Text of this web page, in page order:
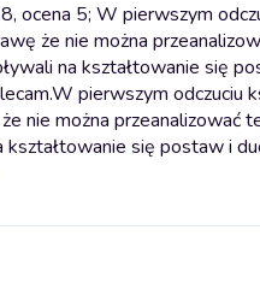
ocena 5; W pierwszym
że nie można
na kształtowanie się
W pierwszym odczuciu
nie można
się postaw i